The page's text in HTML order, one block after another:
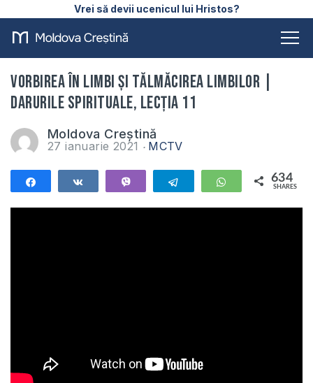
Vrei să devii ucenicul lui Hristos?
Vorbirea în limbi și tălmăcirea limbilor |
Darurile Spirituale, lecția 11
Moldova Creștină
27 ianuarie 2021 MCTV
Telegram WhatsApp
634
SHARES